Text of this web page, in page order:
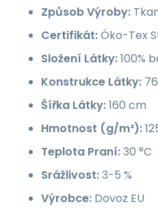
Způsob Výroby:
Certifikát:Öko-Tex
Složení Látky:100%
Konstrukce Látky:
Šířka Látky:160 cm
Hmotnost (g/m²):
Teplota Praní:30 °C
Srážlivost:3-5 %
Výrobce: Dovoz EU